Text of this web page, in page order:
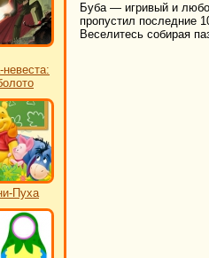
Пуха
Буба — игривый и
пропустил последние
Веселитесь собирая